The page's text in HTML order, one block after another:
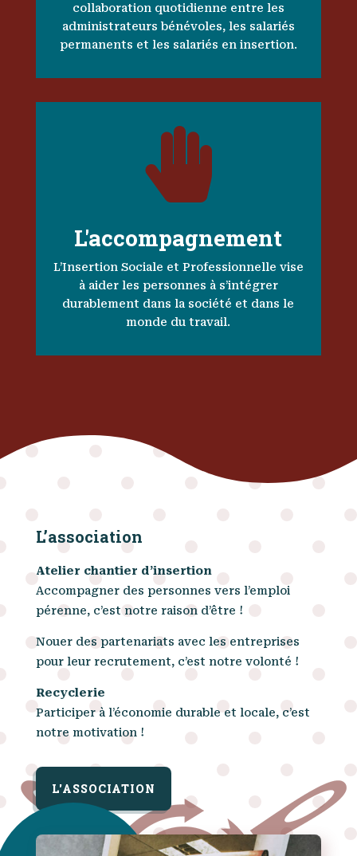
collaboration quotidienne entre les
administrateurs bénévoles, les salariés
permanents et les salariés en insertion.

L'accompagnement
L’Insertion Sociale et Professionnelle vise
à aider les personnes à s’intégrer
durablement dans la société et dans le
monde du travail.
L’association
Atelier chantier d’insertion
Accompagner des personnes vers l’emploi
pérenne, c’est notre raison d’être !
Nouer des partenariats avec les entreprises
pour leur recrutement, c’est notre volonté !
Recyclerie
Participer à l’économie durable et locale, c’est
notre motivation !
L'ASSOCIATION